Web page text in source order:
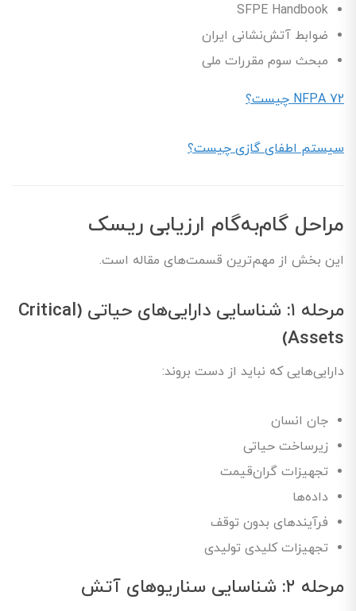
SFPE Handbook
ضوابط آتش‌نشانی ایران
مبحث سوم مقررات ملی
NFPA 72 چیست؟
سیستم اطفای گازی چیست؟
مراحل گام‌به‌گام ارزیابی ریسک
این بخش از مهم‌ترین قسمت‌های مقاله است.
مرحله ۱: شناسایی دارایی‌های حیاتی (Critical
Assets)
دارایی‌هایی که نباید از دست بروند:
جان انسان
زیرساخت حیاتی
تجهیزات گران‌قیمت
داده‌ها
فرآیندهای بدون توقف
تجهیزات کلیدی تولیدی
مرحله ۲: شناسایی سناریوهای آتش